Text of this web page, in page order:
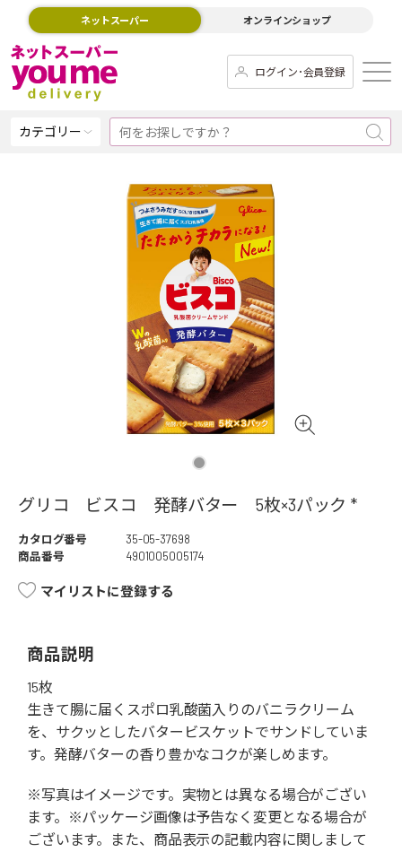
ネットスーパー オンラインショップ
ログイン･会員登録
カテゴリー
グリコ ビスコ 発酵バター 5枚×3パック *
カタログ番号
35-05-37698
商品番号
4901005005174
マイリストに登録する
商品説明
15枚
生きて腸に届くスポロ乳酸菌入りのバニラクリーム
を、サクッとしたバタービスケットでサンドしていま
す。発酵バターの香り豊かなコクが楽しめます。
※写真はイメージです。実物とは異なる場合がござい
ます。※パッケージ画像は予告なく変更となる場合が
ございます。また、商品表示の記載内容に関しまして